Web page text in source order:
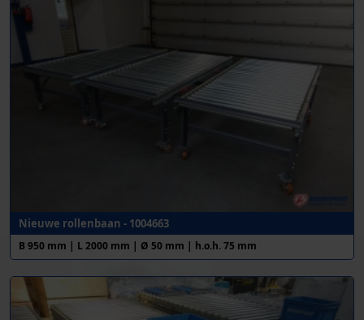
Nieuwe rollenbaan - 1004663
B 950 mm | L 2000 mm | Ø 50 mm | h.o.h. 75 mm